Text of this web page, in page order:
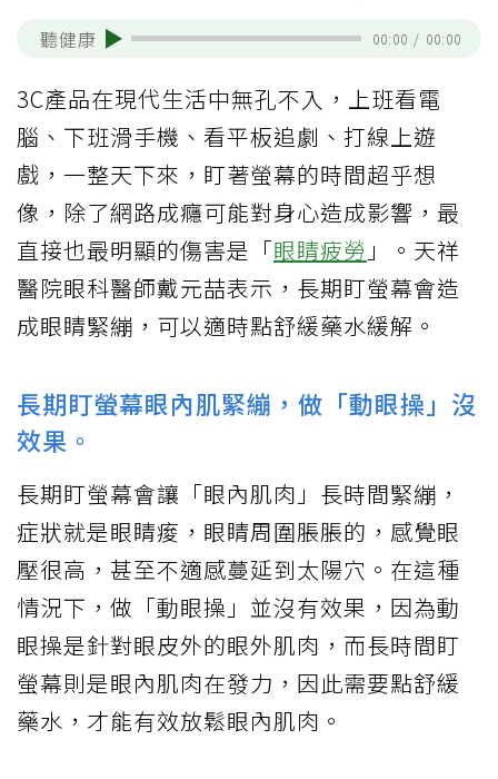
聽健康 00:00 / 00:00
3C產品在現代生活中無孔不入，上班看電
腦、下班滑手機、看平板追劇、打線上遊
戲，一整天下來，盯著螢幕的時間超乎想
像，除了網路成癮可能對身心造成影響，最
直接也最明顯的傷害是「眼睛疲勞 」。天祥
醫院眼科醫師戴元喆表示，長期盯螢幕會造
成眼睛緊繃，可以適時點舒緩藥水緩解。
長期盯螢幕眼內肌緊繃，做「動眼操」沒
效果。
長期盯螢幕會讓「眼內肌肉」長時間緊繃，
症狀就是眼睛痠，眼睛周圍脹脹的，感覺眼
壓很高，甚至不適感蔓延到太陽穴。在這種
情況下，做「動眼操」並沒有效果，因為動
眼操是針對眼皮外的眼外肌肉，而長時間盯
螢幕則是眼內肌肉在發力，因此需要點舒緩
藥水，才能有效放鬆眼內肌肉。